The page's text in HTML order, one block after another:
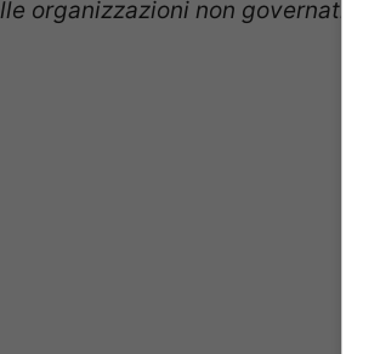
organizzazioni non governative’.